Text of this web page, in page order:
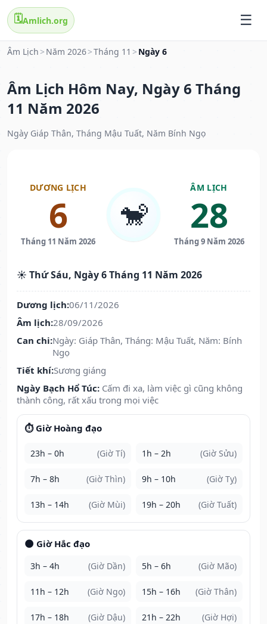
🗓️Amlich.org
Âm Lịch > Năm 2026>Tháng 11 > Ngày 6
Âm Lịch Hôm Nay, Ngày 6 Tháng
11 Năm 2026
Ngày Giáp Thân, Tháng Mậu Tuất, Năm Bính Ngọ
DƯƠNG LỊCH
6
Tháng 11 Năm 2026
🐒
ÂM LỊCH
28
Tháng 9 Năm 2026
☀️ Thứ Sáu, Ngày 6 Tháng 11 Năm 2026
Dương lịch:06/11/2026
Âm lịch:28/09/2026
Can chi:Ngày: Giáp Thân, Tháng: Mậu Tuất, Năm: Bính
Ngọ
Tiết khí:Sương giáng
Ngày Bạch Hổ Túc: Cấm đi xa, làm việc gì cũng không
thành công, rất xấu trong mọi việc
⏱️ Giờ Hoàng đạo
23h – 0h (Giờ Tí) 1h – 2h (Giờ Sửu)
7h – 8h (Giờ Thìn) 9h – 10h (Giờ Tỵ)
13h – 14h (Giờ Mùi) 19h – 20h (Giờ Tuất)
🌑 Giờ Hắc đạo
3h – 4h (Giờ Dần) 5h – 6h (Giờ Mão)
11h – 12h (Giờ Ngọ) 15h – 16h (Giờ Thân)
17h – 18h (Giờ Dậu) 21h – 22h (Giờ Hợi)